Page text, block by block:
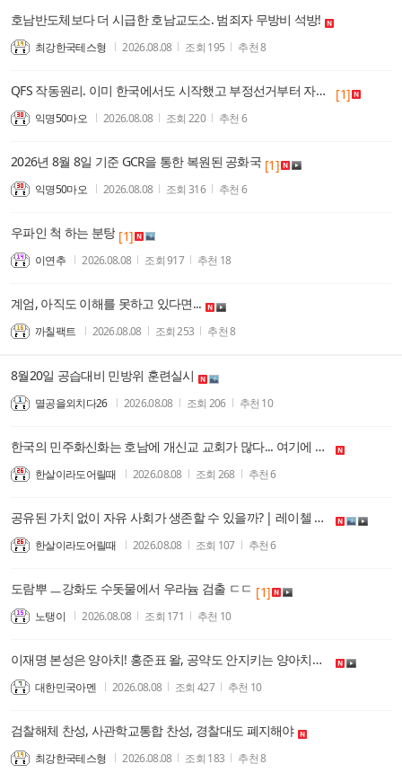
호남반도체보다 더 시급한 호남교도소. 범죄자 무방비 석방!
최강한국테스형 2026.08.08 조회 195 추천8
QFS 작동원리. 이미 한국에서도 시작했고 부정선거부터 자세하게 적발함. [1]
익명50마오 2026.08.08 조회 220 추천 6
2026년 8월 8일 기준 GCR을 통한 복원된 공화국 [1]
익명50마오 2026.08.08 조회 316 추천 6
우파인 척 하는 분탕 [1]
이연추 2026.08.08 조회917 추천 18
계엄, 아직도 이해를 못하고 있다면...
까칠팩트 2026.08.08 조회253 추천8
8월20일 공습대비 민방위 훈련실시
멸공을외치다26 2026.08.08 조회 206 추천 10
한국의 민주화신화는 호남에 개신교 교회가 많다... 여기에 진정한 신자 있겠지 하는 착각이 근본 문제였다.
한살이라도어릴때 2026.08.08 조회 268 추천6
공유된 가치 없이 자유 사회가 생존할 수 있을까? | 레이첼 콘(센터 포 인디펜던트 스타디스 유튜브)--한마디로, 호주 보수우파 지성인 채널
한살이라도어릴때 2026.08.08 조회 107 추천6
도람뿌 ㅡ강화도 수돗물에서 우라늄 검출 ㄷㄷ [1]
노탱이 2026.08.08 조회 171 추천 10
이재명 본성은 양아치! 홍준표 왈, 공약도 안지키는 양아치란 얘기지!
대한민국아멘 2026.08.08 조회 427 추천 10
검찰해체 찬성, 사관학교통합 찬성, 경찰대도 폐지해야
최강한국테스형 2026.08.08 조회 183 추천8